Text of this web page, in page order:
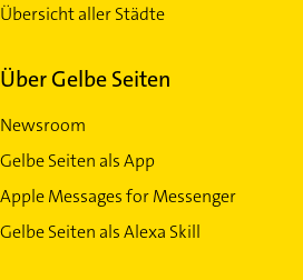
Übersicht aller Städte
Über Gelbe Seiten
Newsroom
Gelbe Seiten als App
Apple Messages for Messenger
Gelbe Seiten als Alexa Skill